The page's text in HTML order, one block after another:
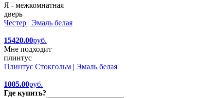
Я - межкомнатная
дверь
Честер | Эмаль белая
15420.00руб.
Мне подходит
плинтус
Плинтус Стокгольм | Эмаль белая
1005.00руб.
Где купить?